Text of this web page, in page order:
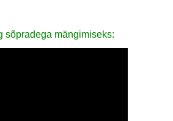
sõpradega mängimiseks: